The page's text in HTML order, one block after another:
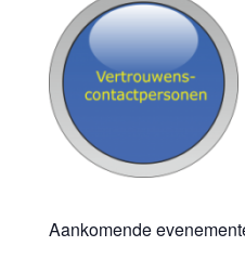
Aankomende